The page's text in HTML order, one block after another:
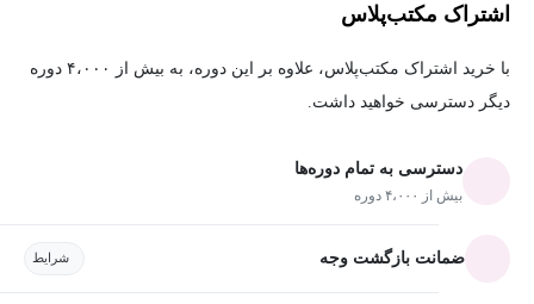
اشتراک مکتب‌پلاس
با خرید اشتراک مکتب‌پلاس، علاوه بر این دوره، به بیش از ۴،۰۰۰ دوره
دیگر دسترسی خواهید داشت.
دسترسی به تمام دوره‌ها
بیش از ۴،۰۰۰ دوره
ضمانت بازگشت وجه شرایط